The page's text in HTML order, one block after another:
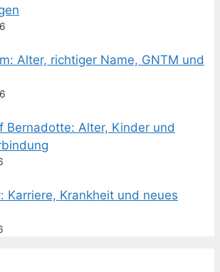
Alter, richtiger Name, GNTM und
Bernadotte: Alter, Kinder und
Karriere, Krankheit und neues